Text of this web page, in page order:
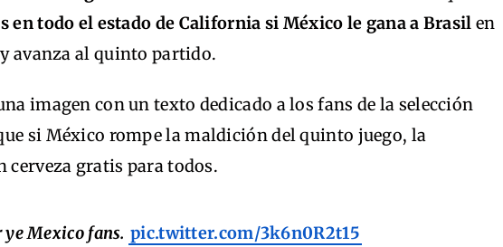
en todo el estado de California si México le gana a Brasil en
avanza al quinto partido.
imagen con un texto dedicado a los fans de la selección
si México rompe la maldición del quinto juego, la
cerveza gratis para todos.
ye Mexico fans. pic.twitter.com/3k6n0R2t15